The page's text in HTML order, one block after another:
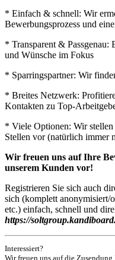
* Einfach & schnell: Wir
Bewerbungsprozess und
* Transparent & Passgenau:
und Wünsche im Fokus
* Sparringspartner: Wir
* Breites Netzwerk:
Kontakten zu Top-
* Viele Optionen: Wir stellen
Stellen vor (natürlich immer
Wir freuen uns auf Ihre
unserem Kunden vor!
Registrieren Sie sich auch
sich (komplett anonymisiert/
etc.) einfach, schnell und
https://
Interessiert?
Wir freuen uns auf die Zusendung